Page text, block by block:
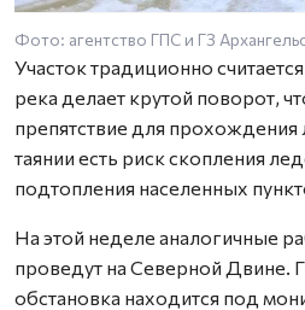
Фото: агентство ГПС и ГЗ
Участок традиционно
река делает крутой поворот,
препятствие для
таянии есть риск скопления
подтопления населенных
На этой неделе аналогичные
проведут на Северной Двине.
обстановка находится под